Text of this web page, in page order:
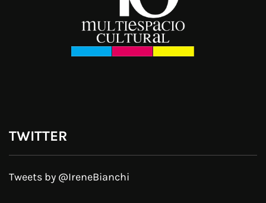
TWITTER
Tweets by @IreneBianchi